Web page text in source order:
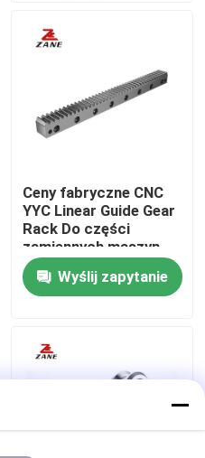
Ceny fabryczne CNC
YYC Linear Guide Gear
Rack Do części
zamiennych maszyn
laserowych CNC
Wyślij zapytanie